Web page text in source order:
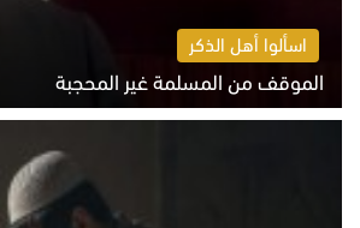
اسألوا أهل الذكر
الموقف من المسلمة غير المحجبة
الخميس 6 أغسطس 2026 10:45 ص